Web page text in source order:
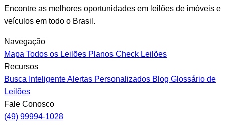
Encontre as melhores oportunidades em leilões de imóveis e
veículos em todo o Brasil.
Navegação
Mapa Todos os Leilões Planos Check Leilões
Recursos
Busca InteligenteAlertas Personalizados Blog Glossário de
Leilões
Fale Conosco
(49) 99994-1028